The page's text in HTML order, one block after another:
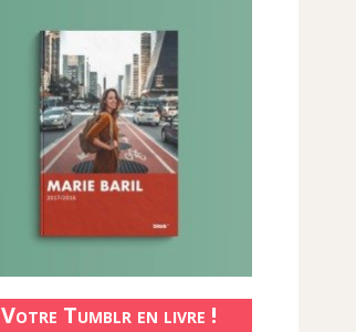
Votre Tumblr en livre !